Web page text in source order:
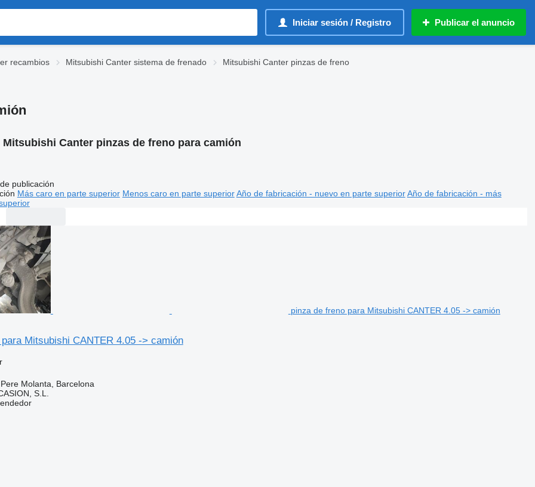
Iniciar sesión / Registro Publicar el anuncio
recambios Mitsubishi Canter sistema de frenado Mitsubishi Canter pinzas de freno
Mitsubishi Canter pinzas de freno para camión
publicación
Más caro en parte superior Menos caro en parte superior Año de fabricación - nuevo en parte superior Año de fabricación - más
pinza de freno para Mitsubishi CANTER 4.05 -> camión
Mitsubishi CANTER 4.05 -> camión
Molanta, Barcelona
S.L.